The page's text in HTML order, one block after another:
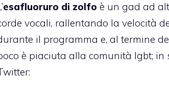
esafluoruro di zolfo è un gad ad
vocali, rallentando la velocità
il programma e, al termine
è piaciuta alla comunità lgbt;